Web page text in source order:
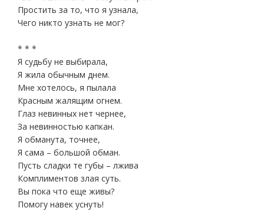
Простить за то, что я узнала,
Чего никто узнать не мог?
* * *
Я судьбу не выбирала,
Я жила обычным днем.
Мне хотелось, я пылала
Красным жалящим огнем.
Глаз невинных нет чернее,
За невинностью капкан.
Я обманута, точнее,
Я сама – большой обман.
Пусть сладки те губы – лжива
Комплиментов злая суть.
Вы пока что еще живы?
Помогу навек уснуть!